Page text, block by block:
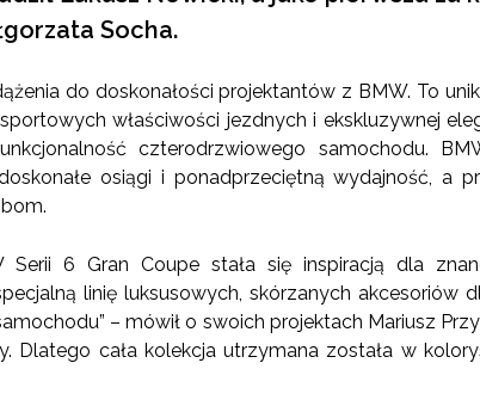
Socha.
do doskonałości projektantów z BMW. To
właściwości jezdnych i ekskluzywnej
czterodrzwiowego samochodu.
osiągi i ponadprzeciętną wydajność,
Serii 6 Gran Coupe stała się inspiracją dla
linię luksusowych, skórzanych akcesoriów
– mówił o swoich projektach Mariusz
Dlatego cała kolekcja utrzymana została w